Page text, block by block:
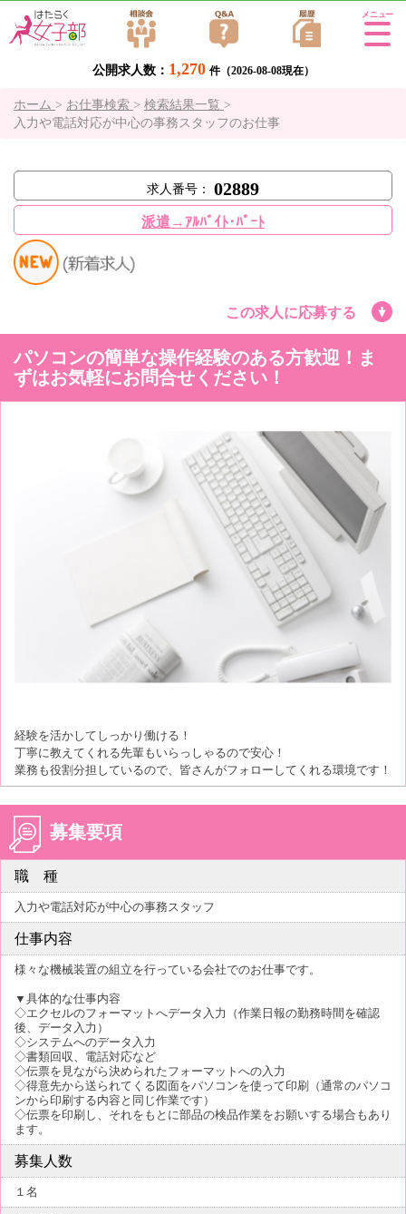
公開求人数： 1,270 件（2026-08-08現在）
Tog
ホーム > お仕事検索 > 検索結果一覧 >
入力や電話対応が中心の事務スタッフのお仕事
求人番号： 02889
派遣→ｱﾙﾊﾞｲﾄ･ﾊﾟｰﾄ
この求人に応募する
パソコンの簡単な操作経験のある方歓迎！ま
ずはお気軽にお問合せください！
経験を活かしてしっかり働ける！
丁寧に教えてくれる先輩もいらっしゃるので安心！
業務も役割分担しているので、皆さんがフォローしてくれる環境です！
募集要項
職 種
入力や電話対応が中心の事務スタッフ
仕事内容
様々な機械装置の組立を行っている会社でのお仕事です。
▼具体的な仕事内容
◇エクセルのフォーマットへデータ入力（作業日報の勤務時間を確認
後、データ入力）
◇システムへのデータ入力
◇書類回収、電話対応など
◇伝票を見ながら決められたフォーマットへの入力
◇得意先から送られてくる図面をパソコンを使って印刷（通常のパソコ
ンから印刷する内容と同じ作業です）
◇伝票を印刷し、それをもとに部品の検品作業をお願いする場合もあり
ます。
募集人数
１名